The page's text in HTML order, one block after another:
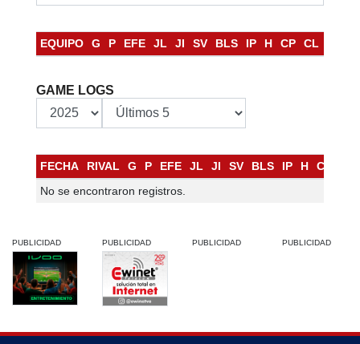
EQUIPO G P EFE JL JI SV BLS IP H CP CL
GAME LOGS
FECHA RIVAL G P EFE JL JI SV BLS IP H CP
No se encontraron registros.
PUBLICIDAD PUBLICIDAD PUBLICIDAD PUBLICIDAD